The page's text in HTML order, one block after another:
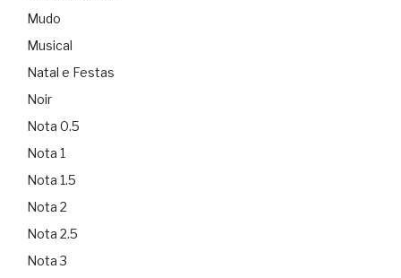
Mudo
Musical
Natal e Festas
Noir
Nota 0.5
Nota 1
Nota 1.5
Nota 2
Nota 2.5
Nota 3